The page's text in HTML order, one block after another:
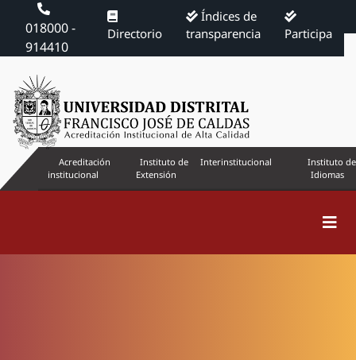
018000 -
914410
Directorio
Índices de
transparencia
Participa
Acreditación
institucional
Instituto de
Extensión
Interinstitucional
Instituto de
Idiomas